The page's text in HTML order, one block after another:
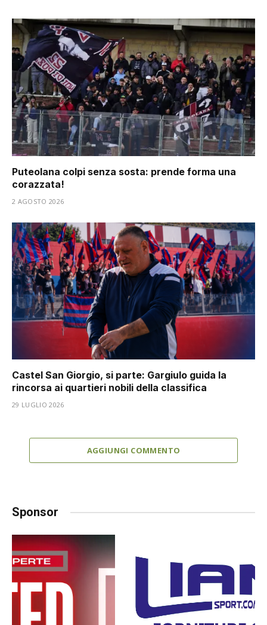
Puteolana colpi senza sosta: prende forma una
corazzata!
2 AGOSTO 2026
Castel San Giorgio, si parte: Gargiulo guida la
rincorsa ai quartieri nobili della classifica
29 LUGLIO 2026
AGGIUNGI COMMENTO
Sponsor